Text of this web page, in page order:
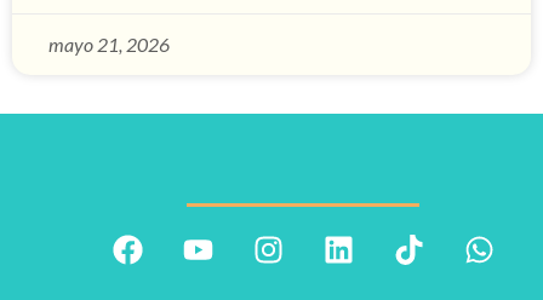
mayo 21, 2026